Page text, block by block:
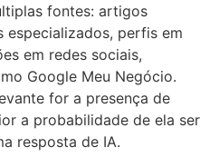
fontes: artigos
perfis em
em redes sociais,
Google Meu Negócio.
for a presença de
a probabilidade de ela ser
resposta de IA.